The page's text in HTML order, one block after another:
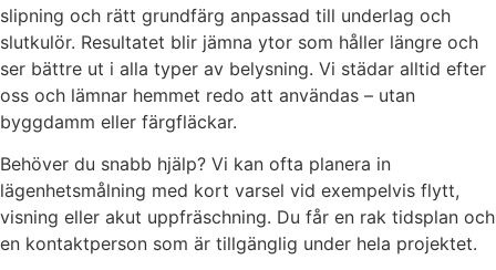
slipning och rätt grundfärg anpassad till underlag och
slutkulör. Resultatet blir jämna ytor som håller längre och
ser bättre ut i alla typer av belysning. Vi städar alltid efter
oss och lämnar hemmet redo att användas – utan
byggdamm eller färgfläckar.
Behöver du snabb hjälp? Vi kan ofta planera in
lägenhetsmålning med kort varsel vid exempelvis flytt,
visning eller akut uppfräschning. Du får en rak tidsplan och
en kontaktperson som är tillgänglig under hela projektet.